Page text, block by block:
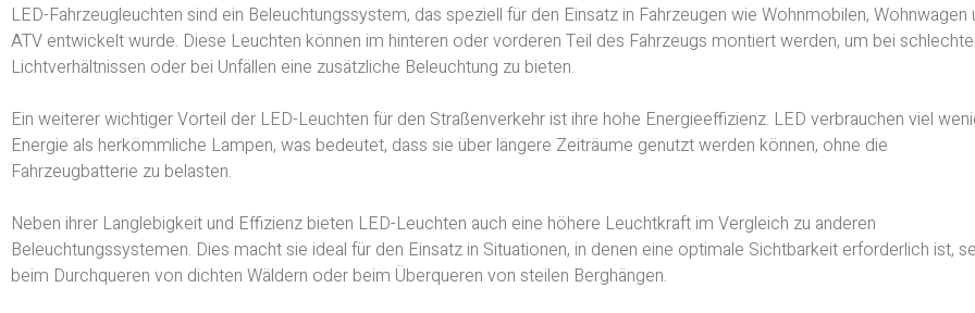
LED-Fahrzeugleuchten sind ein Beleuchtungssystem, das speziell für den Einsatz in Fahrzeugen wie Wohnmobilen, Wohnwagen
ATV entwickelt wurde. Diese Leuchten können im hinteren oder vorderen Teil des Fahrzeugs montiert werden, um bei
Lichtverhältnissen oder bei Unfällen eine zusätzliche Beleuchtung zu bieten.
Ein weiterer wichtiger Vorteil der LED-Leuchten für den Straßenverkehr ist ihre hohe Energieeffizienz. LED verbrauchen viel
Energie als herkömmliche Lampen, was bedeutet, dass sie über längere Zeiträume genutzt werden können, ohne die
Fahrzeugbatterie zu belasten.
Neben ihrer Langlebigkeit und Effizienz bieten LED-Leuchten auch eine höhere Leuchtkraft im Vergleich zu anderen
Beleuchtungssystemen. Dies macht sie ideal für den Einsatz in Situationen, in denen eine optimale Sichtbarkeit erforderlich ist,
beim Durchqueren von dichten Wäldern oder beim Überqueren von steilen Berghängen.